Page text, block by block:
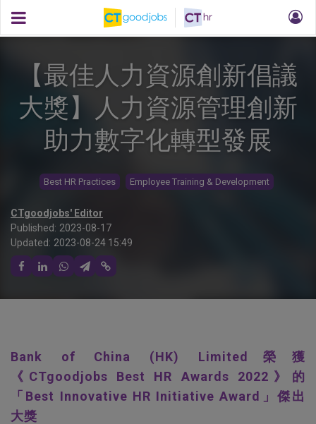
【最佳人力資源創新倡議
大獎】人力資源管理創新
助力數字化轉型發展
Best HR Practices Employee Training & Development
CTgoodjobs' Editor
Published: 2023-08-17
Updated: 2023-08-24 15:49
Bank of China (HK) Limited榮獲
《CTgoodjobs Best HR Awards 2022》的
「Best Innovative HR Initiative Award」傑出
大獎